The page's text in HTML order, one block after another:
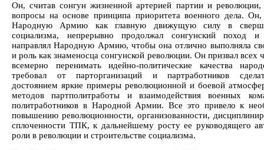
Он, считав сонгун жизненной артерией партии и
вопросы на основе принципа приоритета военного дела. Он,
Народную Армию как главную движущую силу в
социализма, непрерывно продолжал сонгунский поход и
направлял Народную Армию, чтобы она отлично выполняла
и роль как знаменосца сонгунской революции. Он призвал всех
всемерно перенимать идейно-политические качества
требовал от парторганизаций и партработников
достоянием яркие примеры революционной и боевой
методов партполитработы и взаимодействия военных
политработников в Народной Армии. Все это привело к
повышению революционности, организованности,
сплоченности ТПК, к дальнейшему росту ее руководящего
роли в революции и строительстве социализма.